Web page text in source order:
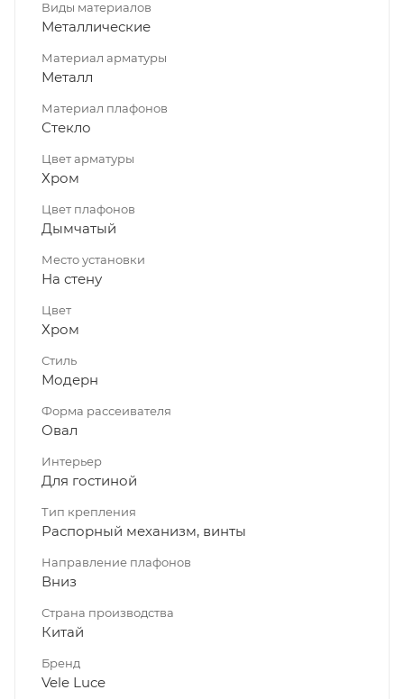
Виды материалов
Металлические
Материал арматуры
Металл
Материал плафонов
Стекло
Цвет арматуры
Хром
Цвет плафонов
Дымчатый
Место установки
На стену
Цвет
Хром
Стиль
Модерн
Форма рассеивателя
Овал
Интерьер
Для гостиной
Тип крепления
Распорный механизм, винты
Направление плафонов
Вниз
Страна производства
Китай
Бренд
Vele Luce